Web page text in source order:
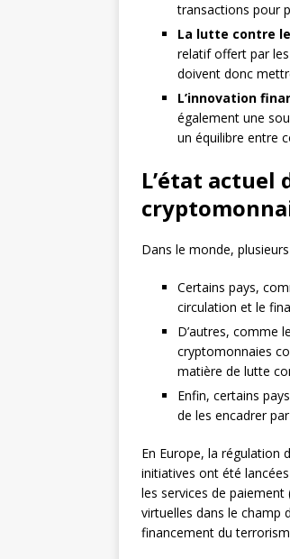
transactions pour
La lutte contre
relatif offert par
doivent donc
L’innovation
également une
un équilibre entre
L’état actuel
Dans le monde,
Certains pays,
circulation et le
D’autres, comme
cryptomonnaies
matière de lutte
Enfin, certains
de les encadrer
En Europe, la régulation
initiatives ont été
les services de paiement
virtuelles dans le champ
financement du